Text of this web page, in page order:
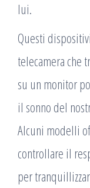
lui.
Questi
telecamera che
su un monitor
il sonno del
Alcuni modelli
controllare il
per